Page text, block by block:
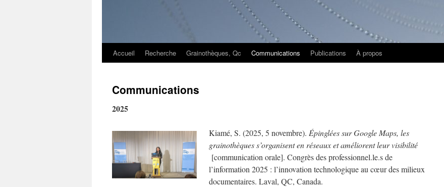
Accueil Recherche Grainothèques, Qc Communications Publications À propos
Communications
2025
Kiamé, S. (2025, 5 novembre). Épinglées sur Google Maps, les
grainothèques s’organisent en réseaux et améliorent leur visibilité
[communication orale]. Congrès des professionnel.le.s de
l’information 2025 : l’innovation technologique au cœur des milieux
documentaires. Laval, QC, Canada.